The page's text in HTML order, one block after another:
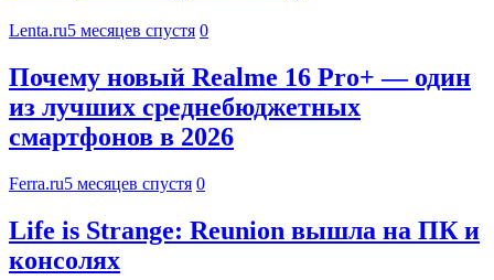
Lenta.ru5 месяцев спустя 0
Почему новый Realme 16 Pro+ — один
из лучших среднебюджетных
смартфонов в 2026
Ferra.ru5 месяцев спустя 0
Life is Strange: Reunion вышла на ПК и
консолях